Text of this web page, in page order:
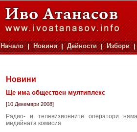
Начало Новини Дейности Избори
Новини
Ще има обществен мултиплекс
[10 Декември 2008]
Радио- и телевизионните оператори
медийната комисия